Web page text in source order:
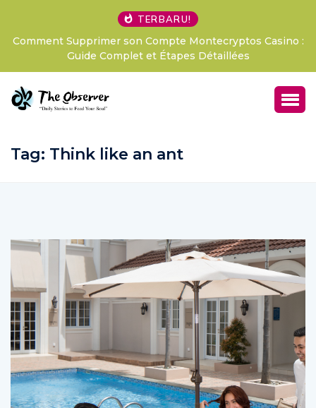
TERBARU!
son Compte Montecryptos Casino :
Guide Complet et Étapes Détaillées
Tag: Think like an ant